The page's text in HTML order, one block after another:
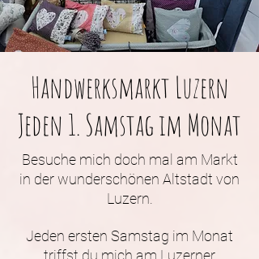
Handwerksmarkt Luzern
Jeden 1. Samstag im Monat
Besuche mich doch mal am Markt
in der wunderschönen Altstadt von
Luzern.
Jeden ersten Samstag im Monat
triffst du mich am Luzerner